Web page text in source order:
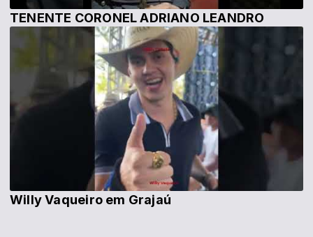
TENENTE CORONEL ADRIANO LEANDRO
Willy Vaqueiro em Grajaú